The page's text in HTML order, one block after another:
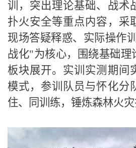
训 ，突出理论基础、战术
扑火安全等重点内容，采
现场答疑释惑、实际操作
战化"为核心，围绕基础理
板块展开。实训实测期间
模式，参训队员与怀化分
住、同训练，锤炼森林火灾